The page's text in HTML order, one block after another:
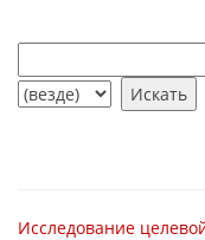
Исследование